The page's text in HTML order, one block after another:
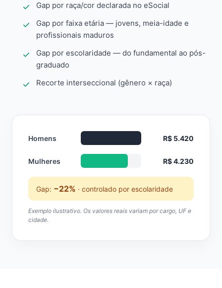
Gap por raça/cor declarada no eSocial
Gap por faixa etária — jovens, meia-idade e
profissionais maduros
Gap por escolaridade — do fundamental ao pós-
graduado
Recorte interseccional (gênero × raça)
Homens R$ 5.420
Mulheres R$ 4.230
Gap: −22% · controlado por escolaridade
Exemplo ilustrativo. Os valores reais variam por cargo, UF e
cidade.